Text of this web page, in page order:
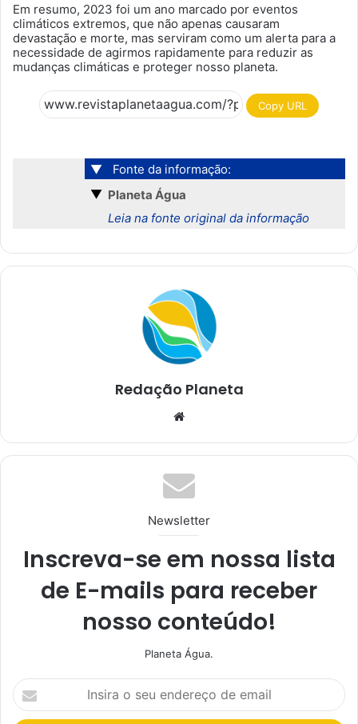
Em resumo, 2023 foi um ano marcado por eventos
climáticos extremos, que não apenas causaram
devastação e morte, mas serviram como um alerta para a
necessidade de agirmos rapidamente para reduzir as
mudanças climáticas e proteger nosso planeta.
Copy URL
▼
Fonte da informação:
▼ Planeta Água
Leia na fonte original da informação
Redação Planeta
te
Newsletter
Inscreva-se em nossa lista
de E-mails para receber
nosso conteúdo!
Planeta Água.
I
n